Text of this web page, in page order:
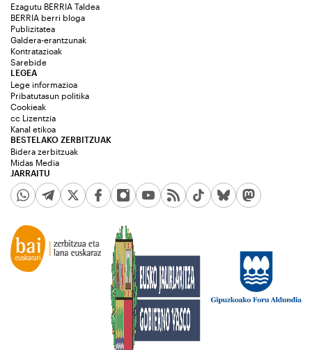
Ezagutu BERRIA Taldea
BERRIA berri bloga
Publizitatea
Galdera-erantzunak
Kontratazioak
Sarebide
JARRAITU
LEGEA
Lege informazioa
Pribatutasun politika
Cookieak
cc Lizentzia
Kanal etikoa
BESTELAKO ZERBITZUAK
Bidera zerbitzuak
Midas Media